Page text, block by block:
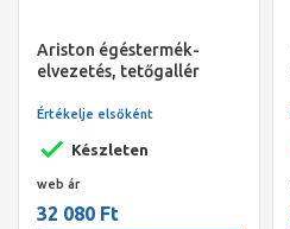
Ariston égéstermék-
elvezetés, tetőgallér
Készleten
Értékelje elsőként
web ár
32 080 Ft